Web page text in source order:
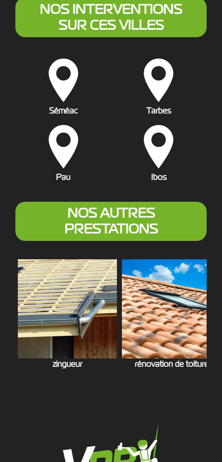
NOS INTERVENTIONS
SUR CES VILLES
Séméac Tarbes
Pau Ibos
NOS AUTRES
PRESTATIONS
zingueur rénovation de toiture